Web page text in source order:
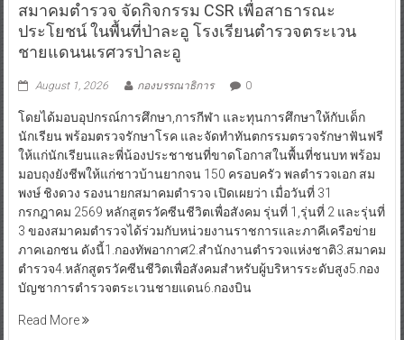
สมาคมตำรวจ จัดกิจกรรม CSR เพื่อสาธารณะ
ประโยชน์ ในพื้นที่ป่าละอู โรงเรียนตำรวจตระเวน
ชายแดนนเรศวรป่าละอู
August 1, 2026 กองบรรณาธิการ 0
โดยได้มอบอุปกรณ์การศึกษา,การกีฬา และทุนการศึกษาให้กับเด็ก
นักเรียน พร้อมตรวจรักษาโรค และจัดทำทันตกรรมตรวจรักษาฟันฟรี
ให้แก่นักเรียนและพี่น้องประชาชนที่ขาดโอกาสในพื้นที่ชนบท พร้อม
มอบถุงยังชีพให้แก่ชาวบ้านยากจน 150 ครอบครัว พลตำรวจเอก สม
พงษ์ ชิงดวง รองนายกสมาคมตำรวจ เปิดเผยว่า เมื่อวันที่ 31
กรกฎาคม 2569 หลักสูตรวัคซีนชีวิตเพื่อสังคม รุ่นที่ 1,รุ่นที่ 2 และรุ่นที่
3 ของสมาคมตำรวจได้ร่วมกับหน่วยงานราชการและภาคีเครือข่าย
ภาคเอกชน ดังนี้1.กองทัพอากาศ2.สำนักงานตำรวจแห่งชาติ3.สมาคม
ตำรวจ4.หลักสูตรวัคซีนชีวิตเพื่อสังคมสำหรับผู้บริหารระดับสูง5.กอง
บัญชาการตำรวจตระเวนชายแดน6.กองบิน
Read More